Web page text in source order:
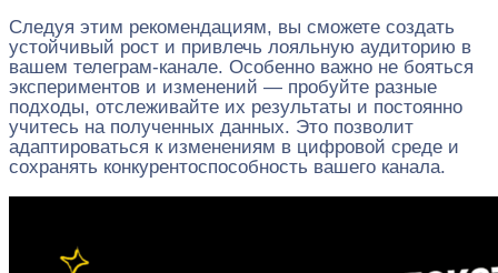
Следуя этим рекомендациям, вы сможете создать
устойчивый рост и привлечь лояльную аудиторию в
вашем телеграм-канале. Особенно важно не бояться
экспериментов и изменений — пробуйте разные
подходы, отслеживайте их результаты и постоянно
учитесь на полученных данных. Это позволит
адаптироваться к изменениям в цифровой среде и
сохранять конкурентоспособность вашего канала.